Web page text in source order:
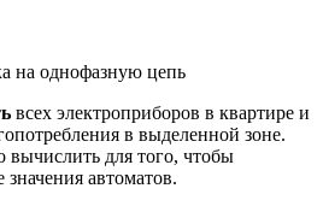
на однофазную цепь
всех электроприборов в квартире и
в выделенной зоне.
вычислить для того, чтобы
автоматов.